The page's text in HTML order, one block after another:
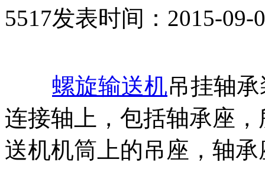
5517发表时间：2015-09-
螺旋输送机吊挂轴
连接轴上，包括轴承座
送机机筒上的吊座，轴